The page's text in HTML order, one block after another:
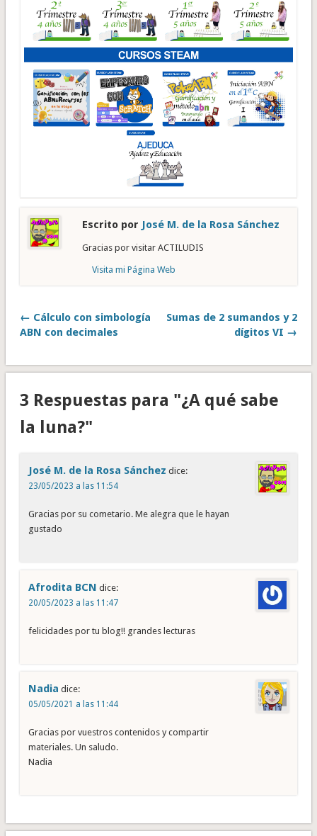
Escrito por José M. de la Rosa Sánchez
Gracias por visitar ACTILUDIS
Visita mi Página Web
← Cálculo con simbología
ABN con decimales
Sumas de 2 sumandos y 2
dígitos VI →
3 Respuestas para "¿A qué sabe
la luna?"
José M. de la Rosa Sánchez dice:
23/05/2023 a las 11:54
Gracias por su cometario. Me alegra que le hayan
gustado
Afrodita BCN dice:
20/05/2023 a las 11:47
felicidades por tu blog!! grandes lecturas
Nadia dice:
05/05/2021 a las 11:44
Gracias por vuestros contenidos y compartir
materiales. Un saludo.
Nadia